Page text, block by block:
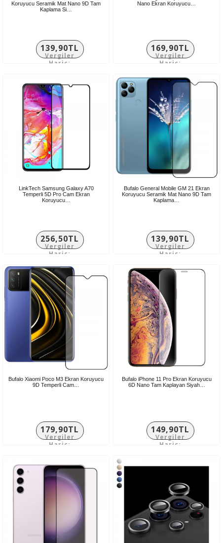
Koruyucu Seramik Mat Nano 9D Tam
Kaplama Si…
139,90TL
Vergiler
Hariç:
Nano Ekran Koruyucu…
169,90TL
Vergiler
Hariç:
LinkTech Samsung Galaxy A70
Temperli 5D Pro Cam Ekran
Koruyucu…
256,50TL
Vergiler
Hariç:
Bufalo General Mobile GM 21 Ekran
Koruyucu Seramik Mat Nano 9D Tam
Kaplama…
139,90TL
Vergiler
Hariç:
Bufalo Xiaomi Poco M3 Ekran Koruyucu
9D Temperli Cam…
179,90TL
Vergiler
Hariç:
Bufalo iPhone 11 Pro Ekran Koruyucu
6D Nano Tam Kaplayan Siyah…
149,90TL
Vergiler
Hariç: